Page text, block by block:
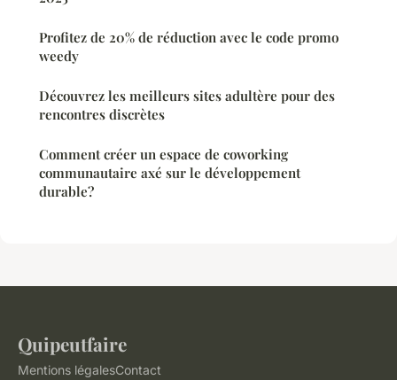
Profitez de 20% de réduction avec le code promo
weedy
Découvrez les meilleurs sites adultère pour des
rencontres discrètes
Comment créer un espace de coworking
communautaire axé sur le développement
durable?
Quipeutfaire
Mentions légalesContact